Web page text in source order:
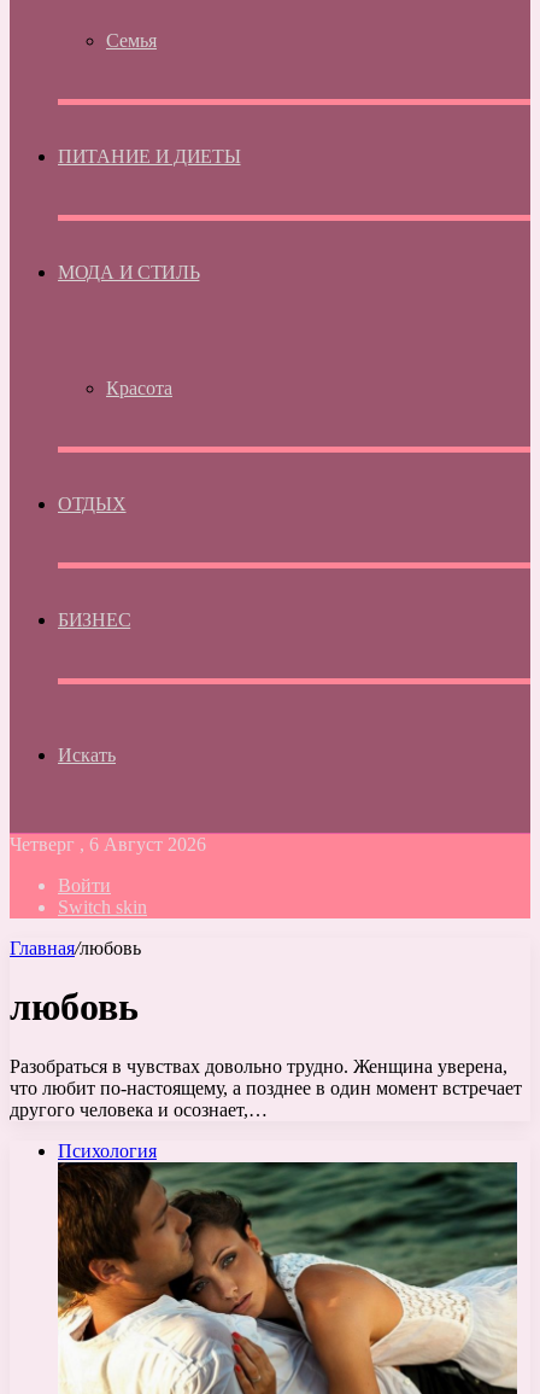
Семья
ПИТАНИЕ И ДИЕТЫ
МОДА И СТИЛЬ
Красота
ОТДЫХ
БИЗНЕС
Искать
Четверг , 6 Август 2026
Войти
Switch skin
Главная/любовь
любовь
Разобраться в чувствах довольно трудно. Женщина уверена,
что любит по-настоящему, а позднее в один момент встречает
другого человека и осознает,…
Психология